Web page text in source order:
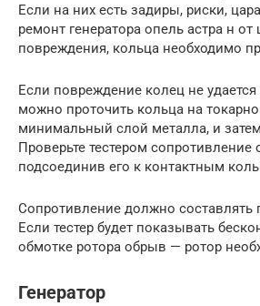
Если на них есть задиры, риски,
ремонт генератора опель астра н от
повреждения, кольца необходимо
Если повреждение колец не
можно проточить кольца на
минимальный слой металла, и
Проверьте тестером сопротивление
подсоединив его к контактным
Сопротивление должно
Если тестер будет показывать
обмотке ротора обрыв — ротор
Генератор